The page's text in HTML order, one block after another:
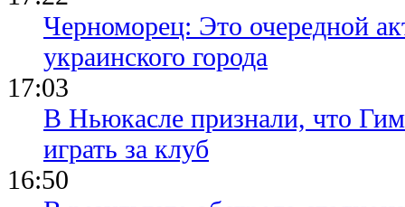
Черноморец: Это очередной
украинского города
17:03
В Ньюкасле признали, что
играть за клуб
16:50